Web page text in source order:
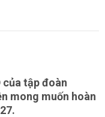
của tập đoàn
mong muốn hoàn